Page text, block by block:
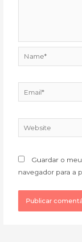
Website
Guardar o
navegador para a